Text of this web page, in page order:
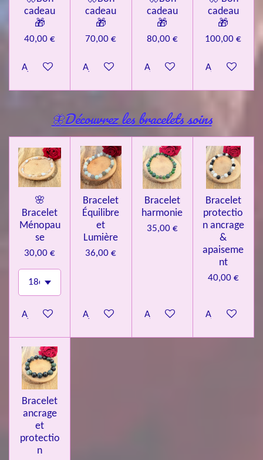
cadeau
🎁
40,00 €
Ajouter au panier
cadeau
🎁
70,00 €
Ajouter au panier
cadeau
🎁
80,00 €
Ajouter au panier
cadeau
🎁
100,00 €
Ajouter au
🦋Découvrez les bracelets soins
🌸
Bracelet
Ménopau
se
30,00 €
Ajouter au panier
Bracelet
Équilibre
et
Lumière
36,00 €
Ajouter au panier
Bracelet
harmonie
35,00 €
Ajouter au panier
Bracelet
protectio
n ancrage
&
apaiseme
nt
40,00 €
Ajouter au
Bracelet
ancrage
et
protectio
n